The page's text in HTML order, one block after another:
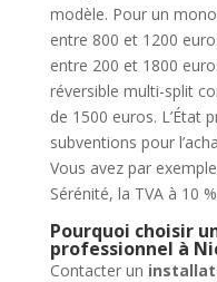
modèle. Pour un
entre 800 et 1200
entre 200 et 1800
réversible multi-split
de 1500 euros. L’État
subventions pour
Vous avez par
Sérénité, la TVA à 10
Pourquoi choisir
professionnel à
Contacter un